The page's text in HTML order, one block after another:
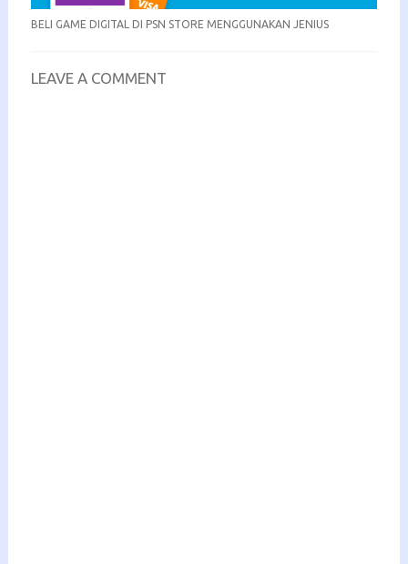
BELI GAME DIGITAL DI PSN STORE MENGGUNAKAN JENIUS
LEAVE A COMMENT